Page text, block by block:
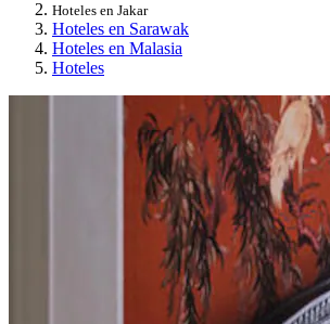
Hoteles en Jakar
Hoteles en Sarawak
Hoteles en Malasia
Hoteles